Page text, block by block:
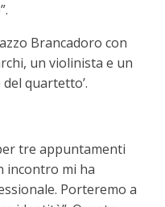
Brancadoro con
un violinista e un
quartetto’.
tre appuntamenti
incontro mi ha
Porteremo a